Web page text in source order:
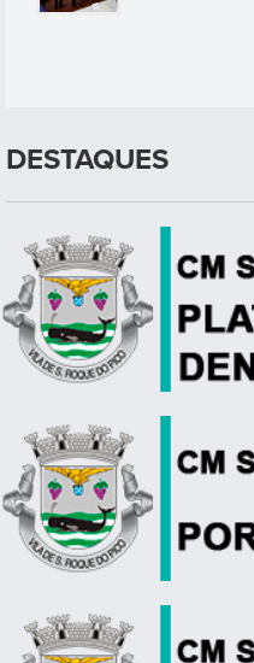
DESTAQUES